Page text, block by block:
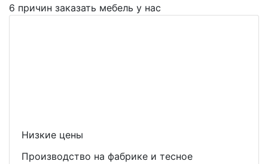
6 причин заказать мебель у нас
Низкие цены
Производство на фабрике и тесное